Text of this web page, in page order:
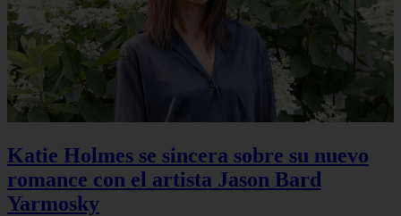
Katie Holmes se sincera sobre su nuevo
romance con el artista Jason Bard
Yarmosky